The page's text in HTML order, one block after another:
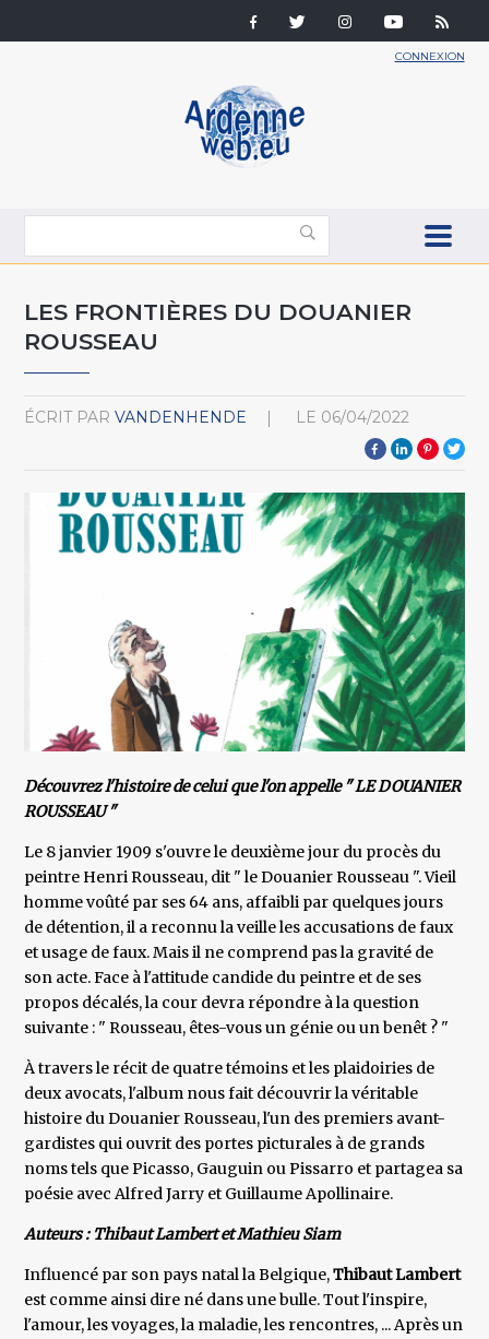
CONNEXION
LES FRONTIÈRES DU DOUANIER
ROUSSEAU
ÉCRIT PAR VANDENHENDE LE 06/04/2022
Découvrez l'histoire de celui que l'on appelle " LE DOUANIER
ROUSSEAU "
Le 8 janvier 1909 s'ouvre le deuxième jour du procès du
peintre Henri Rousseau, dit " le Douanier Rousseau ". Vieil
homme voûté par ses 64 ans, affaibli par quelques jours
de détention, il a reconnu la veille les accusations de faux
et usage de faux. Mais il ne comprend pas la gravité de
son acte. Face à l'attitude candide du peintre et de ses
propos décalés, la cour devra répondre à la question
suivante : " Rousseau, êtes-vous un génie ou un benêt ? "
À travers le récit de quatre témoins et les plaidoiries de
deux avocats, l'album nous fait découvrir la véritable
histoire du Douanier Rousseau, l'un des premiers avant-
gardistes qui ouvrit des portes picturales à de grands
noms tels que Picasso, Gauguin ou Pissarro et partagea sa
poésie avec Alfred Jarry et Guillaume Apollinaire.
Auteurs : Thibaut Lambert et Mathieu Siam
Influencé par son pays natal la Belgique,Thibaut Lambert
est comme ainsi dire né dans une bulle. Tout l'inspire,
l'amour, les voyages, la maladie, les rencontres, ... Après un